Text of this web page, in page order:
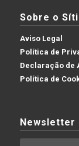
Sobre o
Aviso Legal
Política de
Declaração de
Política de
Newsletter